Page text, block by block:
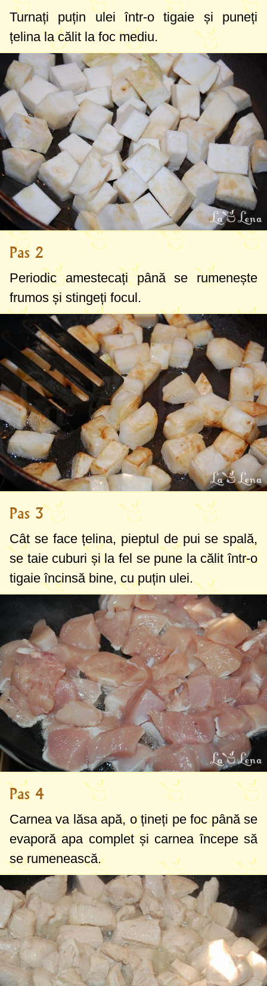
Turnați puțin ulei într-o tigaie și puneți
țelina la călit la foc mediu.
Pas 2
Periodic amestecați până se rumenește
frumos și stingeți focul.
Pas 3
Cât se face țelina, pieptul de pui se spală,
se taie cuburi și la fel se pune la călit într-o
tigaie încinsă bine, cu puțin ulei.
Pas 4
Carnea va lăsa apă, o țineți pe foc până se
evaporă apa complet și carnea începe să
se rumenească.